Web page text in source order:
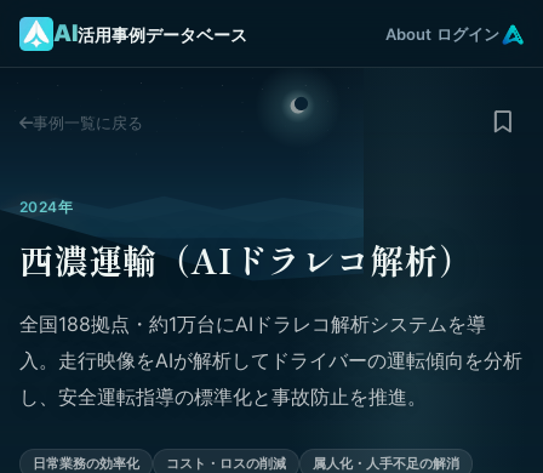
AI活用事例データベース About ログイン
事例一覧に戻る
2024年
西濃運輸（AIドラレコ解析）
全国188拠点・約1万台にAIドラレコ解析システムを導
入。走行映像をAIが解析してドライバーの運転傾向を分析
し、安全運転指導の標準化と事故防止を推進。
日常業務の効率化 コスト・ロスの削減
属人化・人手不足の解消